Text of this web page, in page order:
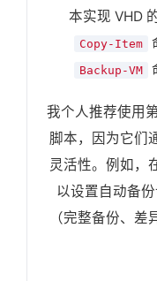
本实现 VHD
Copy-Item
Backup-VM
我个人推荐使用
脚本，因为它们
灵活性。例如，
以设置自动备
（完整备份、